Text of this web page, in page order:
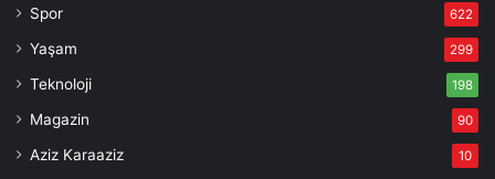
Spor 622
Yaşam 299
Teknoloji 198
Magazin 90
Aziz Karaaziz 10